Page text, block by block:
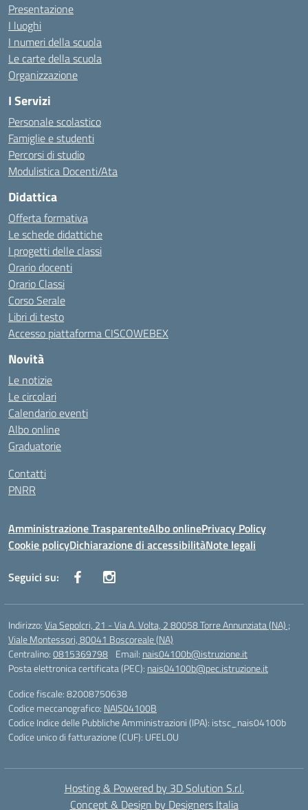
Presentazione
I luoghi
I numeri della scuola
Le carte della scuola
Organizzazione
I Servizi
Personale scolastico
Famiglie e studenti
Percorsi di studio
Modulistica Docenti/Ata
Didattica
Offerta formativa
Le schede didattiche
I progetti delle classi
Orario docenti
Orario Classi
Corso Serale
Libri di testo
Accesso piattaforma CISCOWEBEX
Novità
Le notizie
Le circolari
Calendario eventi
Albo online
Graduatorie
Contatti
PNRR
Amministrazione TrasparenteAlbo onlinePrivacy Policy
Cookie policyDichiarazione di accessibilitàNote legali
Seguici su:
Indirizzo:Via Sepolcri, 21 - Via A. Volta, 2 80058 Torre Annunziata (NA) ;
Viale Montessori, 80041 Boscoreale (NA)
Centralino:0815369798 Email: nais04100b@istruzione.it
Posta elettronica certificata (PEC): nais04100b@pec.istruzione.it
Codice fiscale: 82008750638
Codice meccanografico: NAIS04100B
Codice Indice delle Pubbliche Amministrazioni (IPA): istsc_nais04100b
Codice unico di fatturazione (CUF): UFELOU
Hosting & Powered by 3D Solution S.r.l.
Concept & Design by Designers Italia